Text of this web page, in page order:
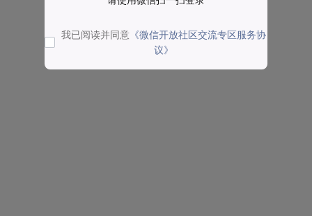
我已阅读并同意 《微信开放社区交流专区服务协
议》